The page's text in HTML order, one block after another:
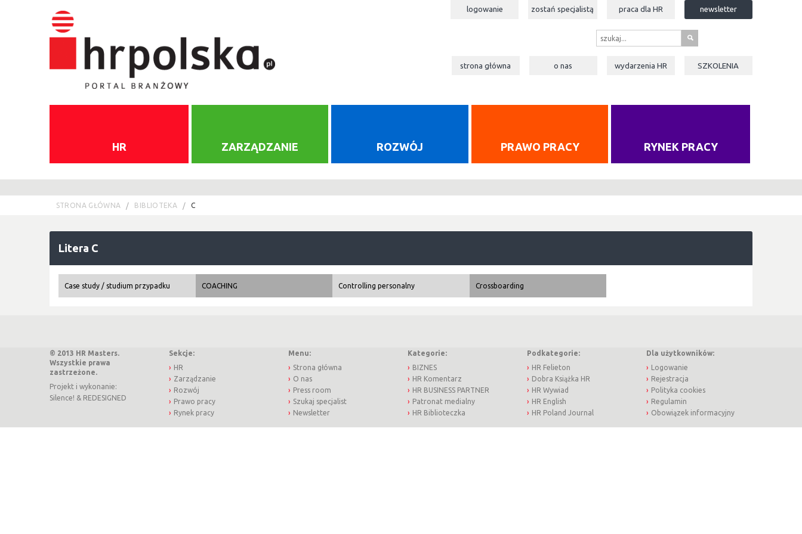
logowanie zostań specjalistą praca dla HR newsletter
s
strona główna o nas wydarzenia HR SZKOLENIA
HR ZARZĄDZANIE ROZWÓJ PRAWO PRACY RYNEK PRACY
STRONA GŁÓWNA BIBLIOTEKA C
Litera C
Case study / studium przypadku COACHING Controlling personalny Crossboarding
© 2013 HR Masters.
Wszystkie prawa
zastrzeżone.
Projekt i wykonanie:
Silence! & REDESIGNED
Sekcje:
HR
Zarządzanie
Rozwój
Prawo pracy
Rynek pracy
Menu:
Strona główna
O nas
Press room
Szukaj specjalist
Newsletter
Kategorie:
BIZNES
HR Komentarz
HR BUSINESS PARTNER
Patronat medialny
HR Biblioteczka
Podkategorie:
HR Felieton
Dobra Książka HR
HR Wywiad
HR English
HR Poland Journal
Dla użytkowników:
Logowanie
Rejestracja
Polityka cookies
Regulamin
Obowiązek informacyjny